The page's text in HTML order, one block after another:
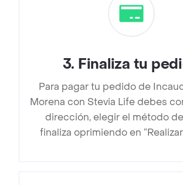
3. Finaliza tu
Para pagar tu pedido de
Morena con Stevia Life debes
dirección, elegir el método
finaliza oprimiendo en